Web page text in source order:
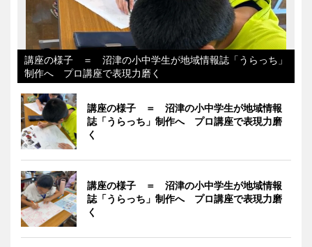
講座の様子 ＝ 沼津の小中学生が地域情報誌「うらっち」
制作へ プロ講座で表現力磨く
講座の様子 ＝ 沼津の小中学生が地域情報
誌「うらっち」制作へ プロ講座で表現力磨
く
講座の様子 ＝ 沼津の小中学生が地域情報
誌「うらっち」制作へ プロ講座で表現力磨
く